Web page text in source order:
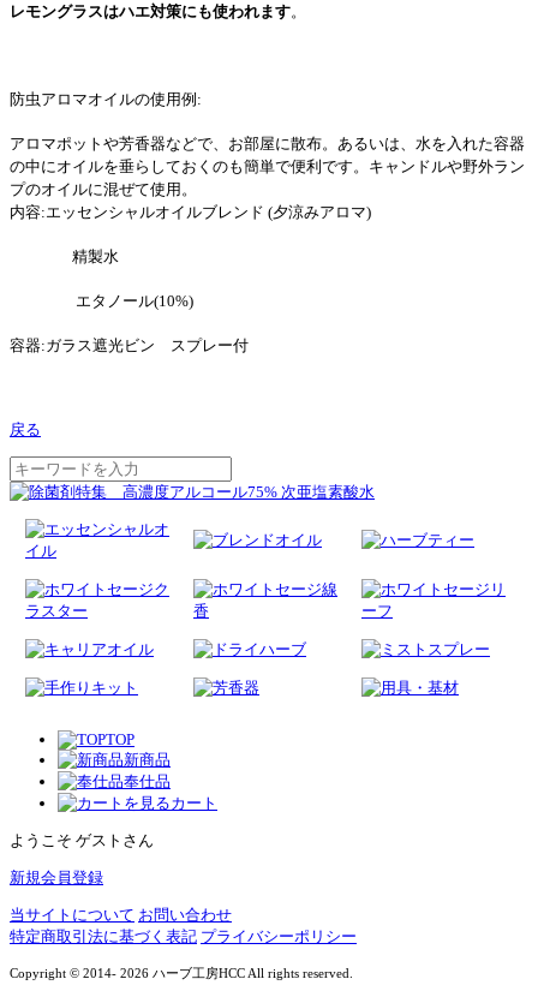
レモングラスはハエ対策にも使われます。
防虫アロマオイルの使用例:
アロマポットや芳香器などで、お部屋に散布。あるいは、水を入れた容器
の中にオイルを垂らしておくのも簡単で便利です。キャンドルや野外ラン
プのオイルに混ぜて使用。
内容:エッセンシャルオイルブレンド (夕涼みアロマ)
精製水
エタノール(10%)
容器:ガラス遮光ビン スプレー付
戻る
TOP
新商品
奉仕品
カート
ようこそ ゲストさん
新規会員登録
当サイトについて お問い合わせ
特定商取引法に基づく表記 プライバシーポリシー
Copyright © 2014- 2026 ハーブ工房HCC All rights reserved.